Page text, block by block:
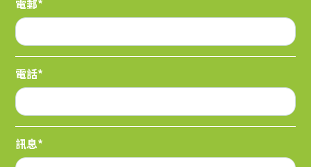
電郵*
電話*
訊息*